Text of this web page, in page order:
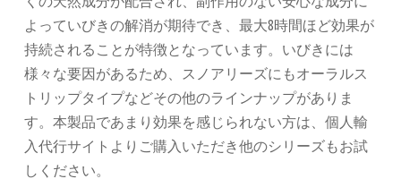
よっていびきの解消が期待でき、最大8時間ほど効果が
持続されることが特徴となっています。いびきには
様々な要因があるため、スノアリーズにもオーラルス
トリップタイプなどその他のラインナップがありま
す。本製品であまり効果を感じられない方は、個人輸
入代行サイトよりご購入いただき他のシリーズもお試
しください。